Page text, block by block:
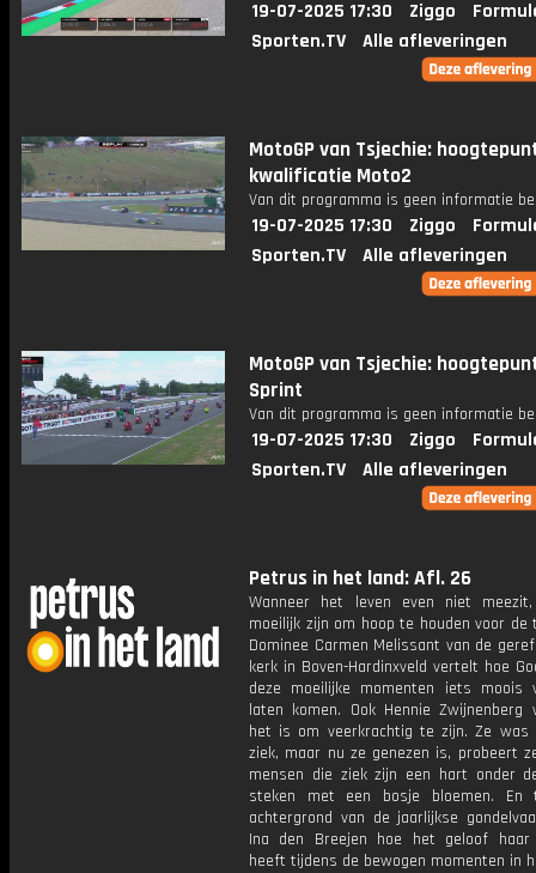
19-07-2025 17:30 Ziggo
Sporten.TV
Alle afleveringen
MotoGP van Tsjechie:
kwalificatie Moto2
Van dit programma is geen informatie
19-07-2025 17:30 Ziggo
Sporten.TV
Alle afleveringen
MotoGP van Tsjechie:
Sprint
Van dit programma is geen informatie
19-07-2025 17:30 Ziggo
Sporten.TV
Alle afleveringen
Petrus in het land: Afl. 26
Wanneer het leven even niet
moeilijk zijn om hoop te houden voor de
Dominee Carmen Melissant van de
kerk in Boven-Hardinxveld vertelt hoe
deze moeilijke momenten iets moois
laten komen. Ook Hennie
het is om veerkrachtig te zijn. Ze was
ziek, maar nu ze genezen is, probeert
mensen die ziek zijn een hart onder
steken met een bosje bloemen. En
achtergrond van de jaarlijkse
Ina den Breejen hoe het geloof haar
heeft tijdens de bewogen momenten in